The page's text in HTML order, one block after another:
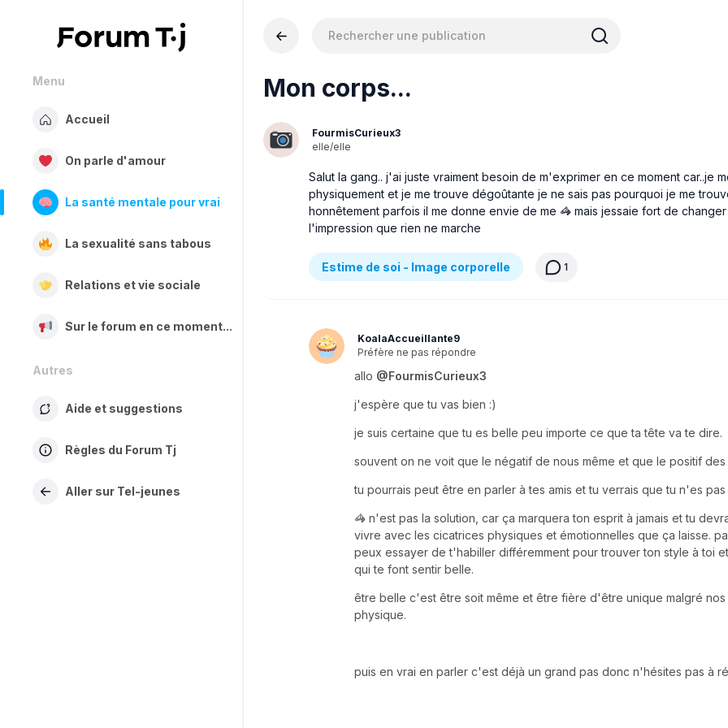
Menu
Accueil
On parle d'amour
La santé mentale pour vrai
La sexualité sans tabous
Relations et vie sociale
Sur le forum en ce moment...
Autres
Aide et suggestions
Règles du Forum Tj
Aller sur Tel-jeunes
Mon corps...
FourmisCurieux3
elle/elle
Salut la gang.. j'ai juste vraiment besoin de m'exprimer en ce moment car..je
physiquement et je me trouve dégoûtante je ne sais pas pourquoi je me
honnêtement parfois il me donne envie de me 🦓 mais jessaie fort de
l'impression que rien ne marche
Estime de soi - Image corporelle 1
KoalaAccueillante9
Préfère ne pas répondre
allo @FourmisCurieux3
j'espère que tu vas bien :)
je suis certaine que tu es belle peu importe ce que ta tête va te dire.
souvent on ne voit que le négatif de nous même et que le positif des
tu pourrais peut être en parler à tes amis et tu verrais que tu n'es pas
🦓 n'est pas la solution, car ça marquera ton esprit à jamais et tu
vivre avec les cicatrices physiques et émotionnelles que ça laisse.
peux essayer de t'habiller différemment pour trouver ton style à toi
qui te font sentir belle.
être belle c'est être soit même et être fière d'être unique malgré nos
physique.
puis en vrai en parler c'est déjà un grand pas donc n'hésites pas à